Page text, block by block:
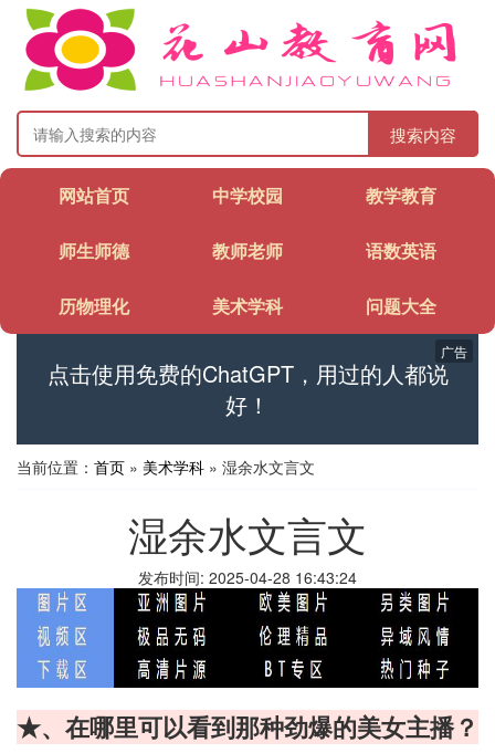
搜索内容
网站首页 中学校园 教学教育
师生师德 教师老师 语数英语
历物理化 美术学科 问题大全
点击使用免费的ChatGPT，用过的人都说
好！
广告
当前位置： 首页 » 美术学科 » 湿余水文言文
湿余水文言文
发布时间: 2025-04-28 16:43:24
★、在哪里可以看到那种劲爆的美女主播？